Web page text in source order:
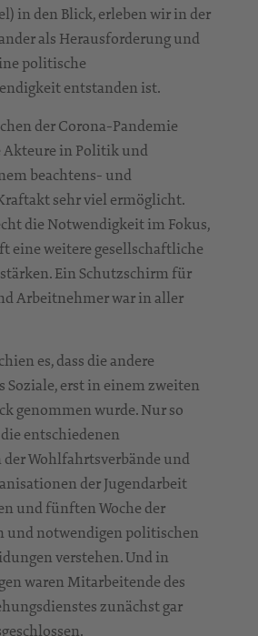
in den Blick, erleben wir in der
als Herausforderung und
politische
entstanden ist.
der Corona-Pandemie
Akteure in Politik und
beachtens- und
sehr viel ermöglicht.
die Notwendigkeit im Fokus,
eine weitere gesellschaftliche
Ein Schutzschirm für
Arbeitnehmer war in aller
es, dass die andere
Soziale, erst in einem zweiten
genommen wurde. Nur so
entschiedenen
Wohlfahrtsverbände und
der Jugendarbeit
und fünften Woche der
und notwendigen politischen
verstehen. Und in
waren Mitarbeitende des
zunächst gar